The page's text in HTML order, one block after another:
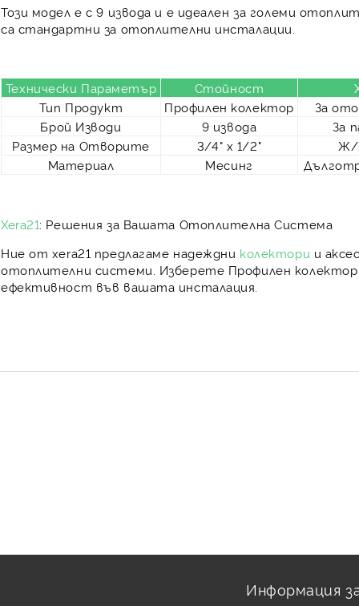
Този модел е с9 извода и е идеален за големи
са стандартни за отоплителни инсталации.
Технически Параметър Стойност
Тип Продукт
Профилен колектор
За
Брой Изводи
9 извода
За
Размер на Отворите
3/4" х 1/2"
Ж/
Материал
Месинг
Xera21: Решения за Вашата Отоплителна Система
Ние от xera21 предлагаме надеждни колектори и
отоплителни системи . Изберете Профилен
ефективност във вашата инсталация.
Информация